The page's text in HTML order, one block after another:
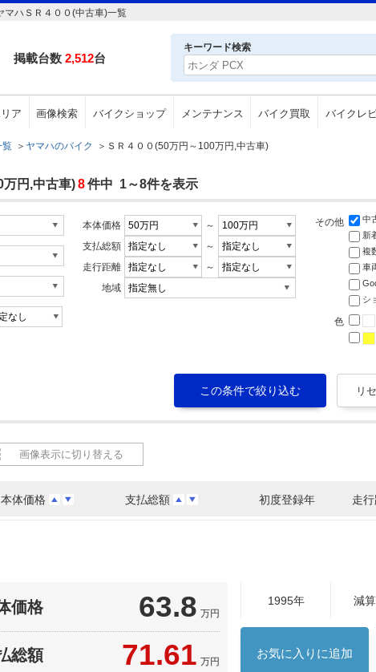
ハＳＲ４００(中古車)一覧
掲載台数 2,512台
キーワード検索
ア 画像検索 バイクショップ メンテナンス バイク買取 バイクレ
覧 ＞ ヤマハのバイク ＞ ＳＲ４００(50万円～100万円,中古車)
万円,中古車)8件中 1～8件を表示
本体価格
～
支払総額
～
走行距離
～
地域
その他 中
新
複
車
シ
色
本体価格 支払総額 初度登録年 走
画像表示に切り替える
価格 63.8 万円
総額 71.61 万円
1995年 減
お気に入りに追加